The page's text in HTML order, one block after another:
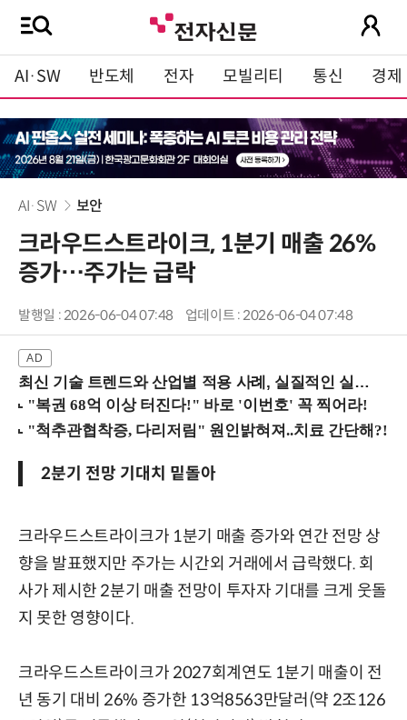
AI·SW 반도체 전자 모빌리티 통신 경제
AI·SW 보안
크라우드스트라이크, 1분기 매출 26%
증가…주가는 급락
발행일 : 2026-06-04 07:48 업데이트 : 2026-06-04 07:48
최신 기술 트렌드와 산업별 적용 사례, 실질적인 실행 전략을 공유 (9/18 양재역)
2분기 전망 기대치 밑돌아
크라우드스트라이크가 1분기 매출 증가와 연간 전망 상
향을 발표했지만 주가는 시간외 거래에서 급락했다. 회
사가 제시한 2분기 매출 전망이 투자자 기대를 크게 웃돌
지 못한 영향이다.
크라우드스트라이크가 2027회계연도 1분기 매출이 전
년 동기 대비 26% 증가한 13억8563만달러(약 2조126